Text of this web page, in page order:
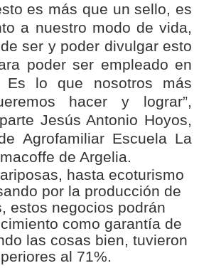
es más que un sello, es
a nuestro modo de vida,
ser y poder divulgar esto
poder ser empleado en
Es lo que nosotros más
hacer y lograr”,
Jesús Antonio Hoyos,
Agrofamiliar Escuela La
de Argelia.
hasta ecoturismo
por la producción de
estos negocios podrán
como garantía de
las cosas bien, tuvieron
al 71%.